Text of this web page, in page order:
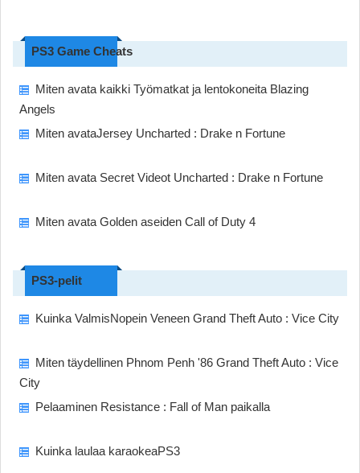
PS3 Game Cheats
Miten avata kaikki Työmatkat ja lentokoneita Blazing
Angels
Miten avataJersey Uncharted : Drake n Fortune
Miten avata Secret Videot Uncharted : Drake n Fortune
Miten avata Golden aseiden Call of Duty 4
PS3-pelit
Kuinka ValmisNopein Veneen Grand Theft Auto : Vice City
Miten täydellinen Phnom Penh '86 Grand Theft Auto : Vice
City
Pelaaminen Resistance : Fall of Man paikalla
Kuinka laulaa karaokeaPS3